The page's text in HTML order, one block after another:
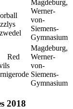
Magdeburg,
Werner-
von-
Siemens-
Gymnasium
Red
Magdeburg,
Werner-
von-
Siemens-
Gymnasium
2018